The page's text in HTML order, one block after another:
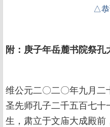
△恭
附：庚子年岳麓书院祭孔
维公元二〇二〇年九月二
圣先师孔子二千五百七十
生，肃立于文庙大成殿前